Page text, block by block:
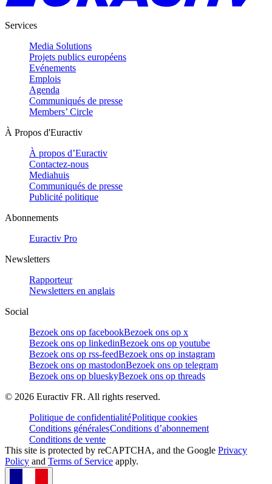
Services
Media Solutions
Projets publics européens
Evénements
Emplois
Agenda
Communiqués de presse
Members’ Circle
À Propos d'Euractiv
À propos d’Euractiv
Contactez-nous
Mediahuis
Communiqués de presse
Publicité politique
Abonnements
Euractiv Pro
Newsletters
Rapporteur
Newsletters en anglais
Social
Bezoek ons op facebookBezoek ons op x
Bezoek ons op linkedinBezoek ons op youtube
Bezoek ons op rss-feedBezoek ons op instagram
Bezoek ons op mastodonBezoek ons op telegram
Bezoek ons op blueskyBezoek ons op threads
© 2026 Euractiv FR. All rights reserved.
Politique de confidentialitéPolitique cookies
Conditions généralesConditions d’abonnement
Conditions de vente
This site is protected by reCAPTCHA, and the Google Privacy
Policy and Terms of Service apply.